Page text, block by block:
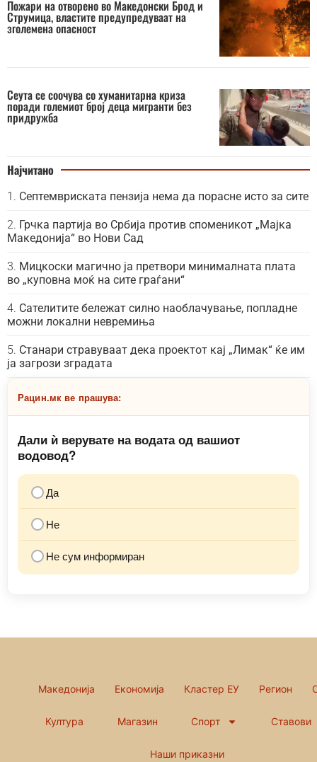
Пожари на отворено во Македонски Брод и
Струмица, властите предупредуваат на
зголемена опасност
Сеута се соочува со хуманитарна криза
поради големиот број деца мигранти без
придружба
Најчитано
Септемвриската пензија нема да порасне исто за сите
Грчка партија во Србија против споменикот „Мајка
Македонија“ во Нови Сад
Мицкоски магично ја претвори минималната плата
во „куповна моќ на сите граѓани“
Сателитите бележат силно наоблачување, попладне
можни локални невремиња
Станари стравуваат дека проектот кај „Лимак“ ќе им
ја загрози зградата
Рацин.мк ве прашува:
Дали ѝ верувате на водата од вашиот
водовод?
Да
Не
Не сум информиран
Македонија Економија Кластер ЕУ Регион
Култура Магазин Спорт Ставови
Наши приказни